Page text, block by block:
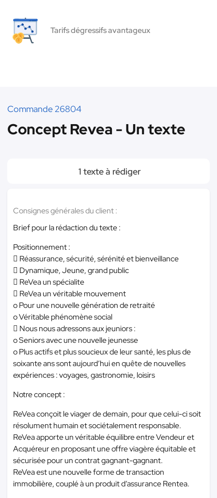
Tarifs dégressifs avantageux
Commande 26804
Concept Revea - Un texte
1 texte à rédiger
Consignes générales du client :
Brief pour la rédaction du texte :
Positionnement :
 Réassurance, sécurité, sérénité et bienveillance
 Dynamique, Jeune, grand public
 ReVea un spécialite
 ReVea un véritable mouvement
o Pour une nouvelle génération de retraité
o Véritable phénomène social
 Nous nous adressons aux jeuniors :
o Seniors avec une nouvelle jeunesse
o Plus actifs et plus soucieux de leur santé, les plus de
soixante ans sont aujourd’hui en quête de nouvelles
expériences : voyages, gastronomie, loisirs
Notre concept :
ReVea conçoit le viager de demain, pour que celui-ci soit
résolument humain et sociétalement responsable.
ReVea apporte un véritable équilibre entre Vendeur et
Acquéreur en proposant une offre viagère équitable et
sécurisée pour un contrat gagnant-gagnant.
ReVea est une nouvelle forme de transaction
immobilière, couplé à un produit d’assurance Rentea.